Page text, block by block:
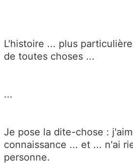
L'histoire ... plus
de toutes choses ...
...
Je pose la dite-chose :
connaissance ... et ... n'ai
personne.